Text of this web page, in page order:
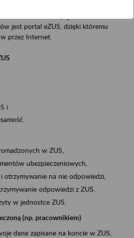
jest portal eZUS, dzięki któremu
przez Internet.
i
w ZUS,
ubezpieczeniowych,
otrzymywanie na nie odpowiedzi,
odpowiedzi z ZUS,
w jednostce ZUS.
(np. pracownikiem)
dane zapisane na koncie w ZUS,